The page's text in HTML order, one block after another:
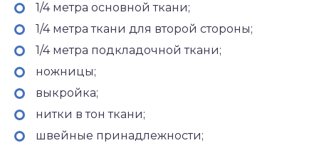
1/4 метра основной ткани;
1/4 метра ткани для второй стороны;
1/4 метра подкладочной ткани;
ножницы;
выкройка;
нитки в тон ткани;
швейные принадлежности;